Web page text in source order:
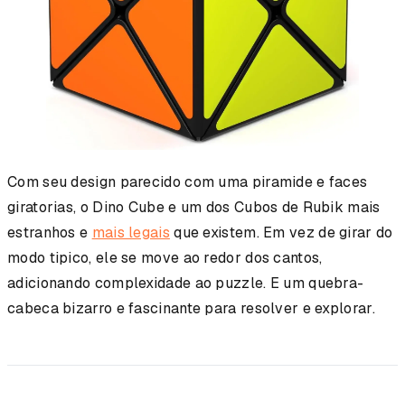
Com seu design parecido com uma piramide e faces
giratorias, o Dino Cube e um dos Cubos de Rubik mais
estranhos e mais legais que existem. Em vez de girar do
modo tipico, ele se move ao redor dos cantos,
adicionando complexidade ao puzzle. E um quebra-
cabeca bizarro e fascinante para resolver e explorar.